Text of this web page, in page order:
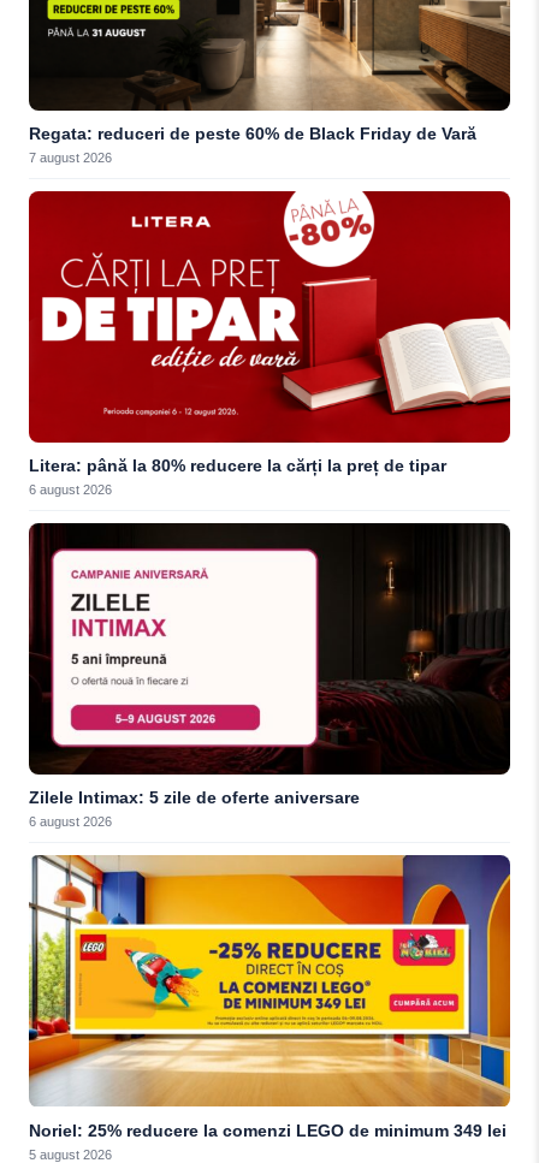
Regata: reduceri de peste 60% de Black Friday de Vară
7 august 2026
Litera: până la 80% reducere la cărți la preț de tipar
6 august 2026
Zilele Intimax: 5 zile de oferte aniversare
6 august 2026
Noriel: 25% reducere la comenzi LEGO de minimum 349 lei
5 august 2026